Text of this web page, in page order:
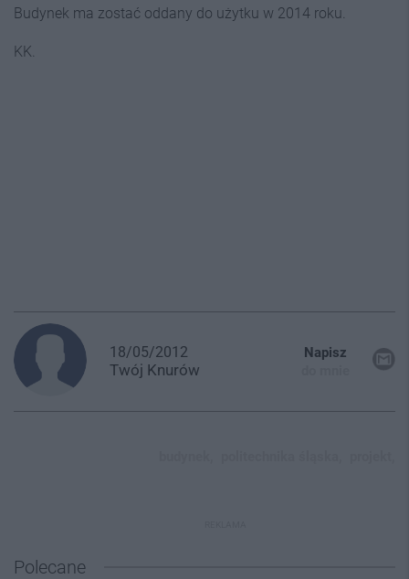
Budynek ma zostać oddany do użytku w 2014 roku.
KK.
18/05/2012
Twój Knurów
Napisz
Polecane